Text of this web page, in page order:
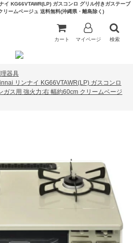
イ KG66VTAWR(LP) ガスコンロ グリル付きガステーブ
ームベージュ 送料無料(沖縄県・離島除く)
カート マイページ 検索
器具
リンナイ KG66VTAWR(LP) ガスコンロ
ガス用 強火力:右 幅約60cm クリームベージ